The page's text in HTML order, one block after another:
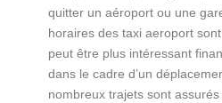
quitter un aéroport ou une
horaires des taxi aeroport
peut être plus intéressant
dans le cadre d’un
nombreux trajets sont